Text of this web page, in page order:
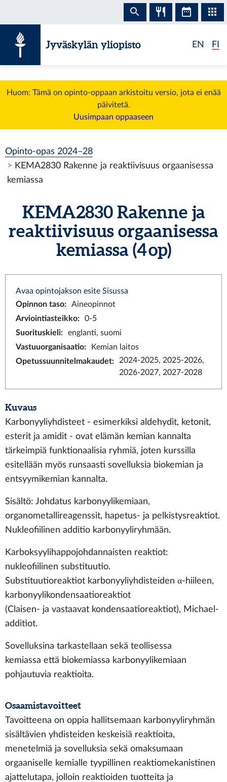
Jyväskylän yliopisto EN FI
Huom: Tämä on opinto-oppaan arkistoitu versio, jota ei enää
päivitetä.
Uusimpaan oppaaseen
Opinto-opas 2024–28
KEMA2830 Rakenne ja reaktiivisuus orgaanisessa
kemiassa
KEMA2830 Rakenne ja
reaktiivisuus orgaanisessa
kemiassa (4 op)
Avaa opintojakson esite Sisussa
Opinnon taso:
Aineopinnot
Arviointiasteikko:
0-5
Suorituskieli:
englanti, suomi
Vastuuorganisaatio:
Kemian laitos
Opetussuunnitelmakaudet:
2024-2025, 2025-2026,
2026-2027, 2027-2028
Kuvaus
Karbonyyliyhdisteet - esimerkiksi aldehydit, ketonit,
esterit ja amidit - ovat elämän kemian kannalta
tärkeimpiä funktionaalisia ryhmiä, joten kurssilla
esitellään myös runsaasti sovelluksia biokemian ja
entsyymikemian kannalta.
Sisältö: Johdatus karbonyylikemiaan,
organometallireagenssit, hapetus- ja pelkistysreaktiot.
Nukleofiilinen additio karbonyyliryhmään.
Karboksyylihappojohdannaisten reaktiot:
nukleofiilinen substituutio.
Substituutioreaktiot karbonyyliyhdisteiden α-hiileen,
karbonyylikondensaatioreaktiot
(Claisen- ja vastaavat kondensaatioreaktiot), Michael-
additiot.
Sovelluksina tarkastellaan sekä teollisessa
kemiassa että biokemiassa karbonyylikemiaan
pohjautuvia reaktioita.
Osaamistavoitteet
Tavoitteena on oppia hallitsemaan karbonyyliryhmän
sisältävien yhdisteiden keskeisiä reaktioita,
menetelmiä ja sovelluksia sekä omaksumaan
orgaaniselle kemialle tyypillinen reaktiomekanistinen
ajattelutapa, jolloin reaktioiden tuotteita ja